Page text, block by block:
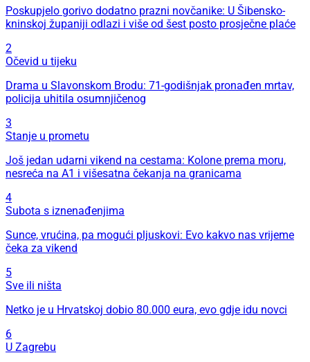
Poskupjelo gorivo dodatno prazni novčanike: U Šibensko-
kninskoj županiji odlazi i više od šest posto prosječne plaće
2
Očevid u tijeku
Drama u Slavonskom Brodu: 71-godišnjak pronađen mrtav,
policija uhitila osumnjičenog
3
Stanje u prometu
Još jedan udarni vikend na cestama: Kolone prema moru,
nesreća na A1 i višesatna čekanja na granicama
4
Subota s iznenađenjima
Sunce, vrućina, pa mogući pljuskovi: Evo kakvo nas vrijeme
čeka za vikend
5
Sve ili ništa
Netko je u Hrvatskoj dobio 80.000 eura, evo gdje idu novci
6
U Zagrebu